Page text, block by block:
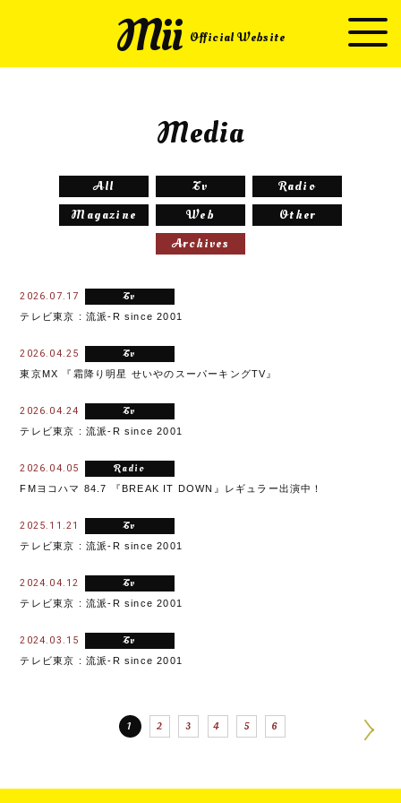
Mii Official Website
Media
All Tv
Radio
Magazine
Web
Other
Archives
2026.07.17 tv
テレビ東京 : 流派-R since 2001
2026.04.25 tv
東京MX 『霜降り明星 せいやのスーパーキングTV』
2026.04.24 tv
テレビ東京 : 流派-R since 2001
2026.04.05 radio
FMヨコハマ 84.7 『BREAK IT DOWN』レギュラー出演中！
2025.11.21 tv
テレビ東京 : 流派-R since 2001
2024.04.12 tv
テレビ東京 : 流派-R since 2001
2024.03.15 tv
テレビ東京 : 流派-R since 2001
1 2 3 4 5 6